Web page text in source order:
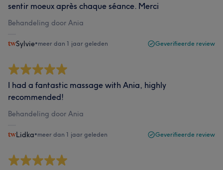
sentir moeux après chaque séance. Merci
Behandeling door Ania
Sylvie•meer dan 1 jaar geleden Geverifieerde review
I had a fantastic massage with Ania, highly
recommended!
Behandeling door Ania
Lidka•meer dan 1 jaar geleden Geverifieerde review